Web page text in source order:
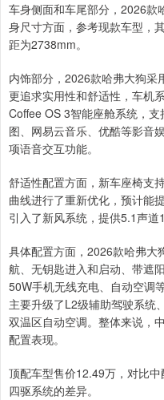
车身侧面和车尾部分，2026款
身尺寸方面，参考现款车型，
距为2738mm。
内饰部分，2026款哈弗大狗采
更追求实用性和舒适性，车机
Coffee OS 3智能座舱系统，
图、网易云音乐、优酷等影音
项语音交互功能。
舒适性配置方面，新车座椅支
曲线进行了重新优化，预计能
引入了新风系统，提供5.1声道
具体配置方面，2026款哈弗大
航、无钥匙进入和启动、带遮
50W手机无线充电、自动空调
主要升级了L2级辅助驾驶系统
双温区自动空调。整体来说，
配置表现。
顶配车型售价12.49万，对比
四驱系统的差异。